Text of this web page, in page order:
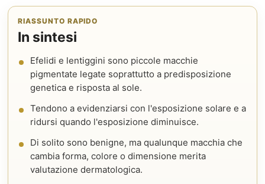
RIASSUNTO RAPIDO
In sintesi
Efelidi e lentiggini sono piccole macchie
pigmentate legate soprattutto a predisposizione
genetica e risposta al sole.
Tendono a evidenziarsi con l'esposizione solare e a
ridursi quando l'esposizione diminuisce.
Di solito sono benigne, ma qualunque macchia che
cambia forma, colore o dimensione merita
valutazione dermatologica.